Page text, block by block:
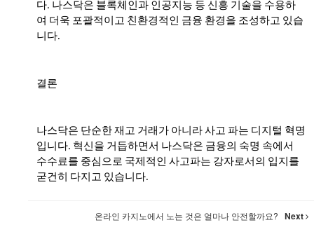
다. 나스닥은 블록체인과 인공지능 등 신흥 기술을 수용하
여 더욱 포괄적이고 친환경적인 금융 환경을 조성하고 있습
니다.
결론
나스닥은 단순한 재고 거래가 아니라 사고 파는 디지털 혁명
입니다. 혁신을 거듭하면서 나스닥은 금융의 숙명 속에서
수수료를 중심으로 국제적인 사고파는 강자로서의 입지를
굳건히 다지고 있습니다.
온라인 카지노에서 노는 것은 얼마나 안전할까요? Next